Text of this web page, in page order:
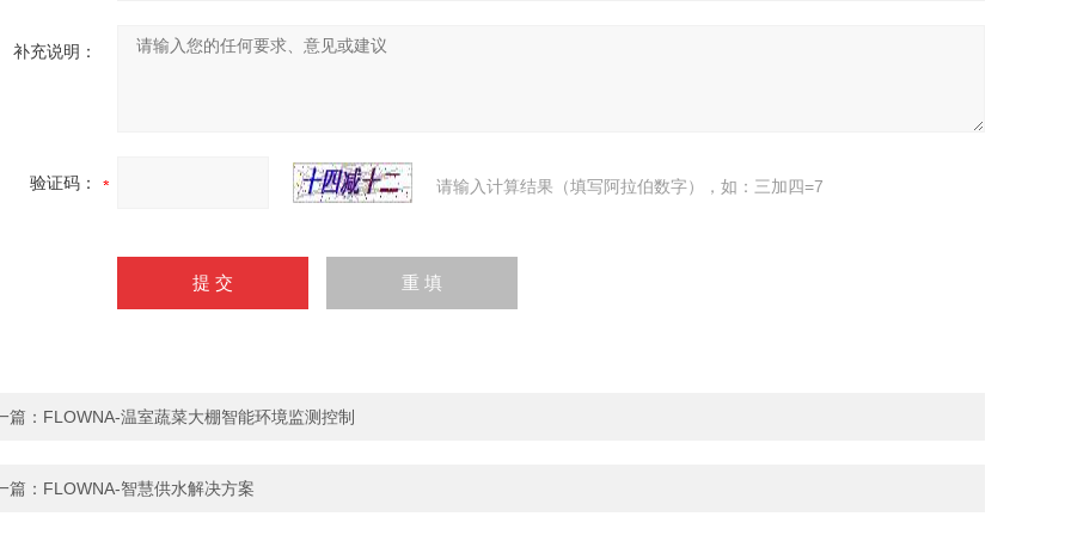
补充说明：
验证码： 请输入计算结果（填写阿拉伯数字），如：三加四=7
篇： FLOWNA-温室蔬菜大棚智能环境监测控制
篇： FLOWNA-智慧供水解决方案